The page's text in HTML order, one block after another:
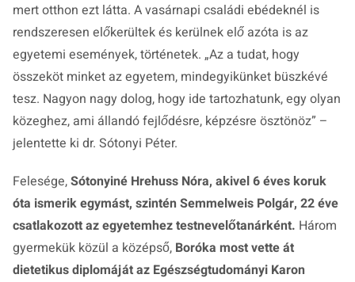
mert otthon ezt látta. A vasárnapi családi ebédeknél is
rendszeresen előkerültek és kerülnek elő azóta is az
egyetemi események, történetek. „Az a tudat, hogy
összeköt minket az egyetem, mindegyikünket büszkévé
tesz. Nagyon nagy dolog, hogy ide tartozhatunk, egy olyan
közeghez, ami állandó fejlődésre, képzésre ösztönöz” –
jelentette ki dr. Sótonyi Péter.
Felesége,Sótonyiné Hrehuss Nóra, akivel 6 éves koruk
óta ismerik egymást, szintén Semmelweis Polgár, 22 éve
csatlakozott az egyetemhez testnevelőtanárként. Három
gyermekük közül a középső, Boróka most vette át
dietetikus diplomáját az Egészségtudományi Karon